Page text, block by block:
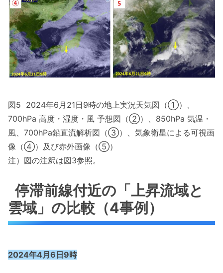
図5 2024年6月21日9時の地上実況天気図（①）、
700hPa 高度・湿度・風 予想図（②）、850hPa 気温・
風、700hPa鉛直流解析図（③）、気象衛星による可視画
像（④）及び赤外画像（⑤）
注）図の注釈は図3参照。
停滞前線付近の「上昇流域と
雲域」の比較（4事例）
2024年4月6日9時